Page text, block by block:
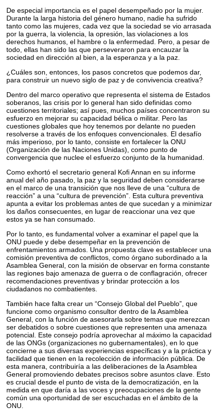
De especial importancia es el papel desempeñado por la mujer.
Durante la larga historia del género humano, nadie ha sufrido
tanto como las mujeres, cada vez que la sociedad se vio arrasada
por la guerra, la violencia, la opresión, las violaciones a los
derechos humanos, el hambre o la enfermedad. Pero, a pesar de
todo, ellas han sido las que perseveraron para encauzar la
sociedad en dirección al bien, a la esperanza y a la paz.
¿Cuáles son, entonces, los pasos concretos que podemos dar,
para construir un nuevo siglo de paz y de convivencia creativa?
Dentro del marco operativo que representa el sistema de Estados
soberanos, las crisis por lo general han sido definidas como
cuestiones territoriales; así pues, muchos países concentraron su
esfuerzo en mejorar su capacidad bélica o militar. Pero las
cuestiones globales que hoy tenemos por delante no pueden
resolverse a través de los enfoques convencionales. El desafío
más imperioso, por lo tanto, consiste en fortalecer la ONU
(Organización de las Naciones Unidas), como punto de
convergencia que nuclee el esfuerzo conjunto de la humanidad.
Como exhortó el secretario general Kofi Annan en su informe
anual del año pasado, la paz y la seguridad deben considerarse
en el marco de una transición que nos lleve de una “cultura de
reacción” a una “cultura de prevención”. Esta cultura preventiva
apunta a evitar los problemas antes de que sucedan y a minimizar
los daños consecuentes, en lugar de reaccionar una vez que
estos ya se han consumado.
Por lo tanto, es fundamental volver a examinar el papel que la
ONU puede y debe desempeñar en la prevención de
enfrentamientos armados. Una propuesta clave es establecer una
comisión preventiva de conflictos, como órgano subordinado a la
Asamblea General, con la misión de observar en forma constante
las regiones bajo amenaza de guerra o de conflagración, ofrecer
recomendaciones preventivas y brindar protección a los
ciudadanos no combatientes.
También hace falta crear un “Consejo Global del Pueblo”, que
funcione como organismo consultor dentro de la Asamblea
General, con la función de asesorarla sobre temas que merezcan
ser debatidos o sobre cuestiones que representen una amenaza
potencial. Este consejo podría aprovechar al máximo la capacidad
de las ONGs (organizaciones no gubernamentales), en lo que
concierne a sus diversas experiencias específicas y a la práctica y
facilidad que tienen en la recolección de información pública. De
esta manera, contribuiría a las deliberaciones de la Asamblea
General promoviendo debates precisos sobre asuntos clave. Esto
es crucial desde el punto de vista de la democratización, en la
medida en que daría a las voces y preocupaciones de la gente
común una oportunidad de ser escuchadas en el ámbito de la
ONU.